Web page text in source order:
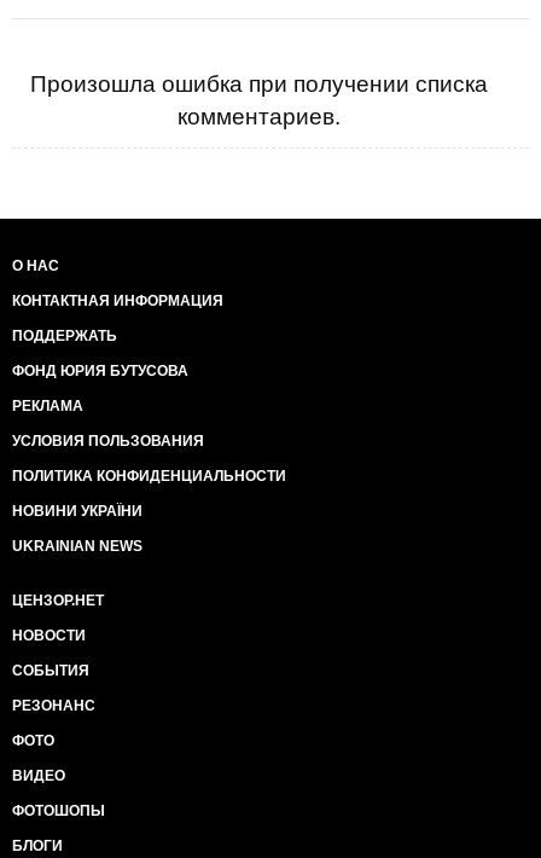
Произошла ошибка при получении списка
комментариев.
О НАС
КОНТАКТНАЯ ИНФОРМАЦИЯ
ПОДДЕРЖАТЬ
ФОНД ЮРИЯ БУТУСОВА
РЕКЛАМА
УСЛОВИЯ ПОЛЬЗОВАНИЯ
ПОЛИТИКА КОНФИДЕНЦИАЛЬНОСТИ
НОВИНИ УКРАЇНИ
UKRAINIAN NEWS
ЦЕНЗОР.НЕТ
НОВОСТИ
СОБЫТИЯ
РЕЗОНАНС
ФОТО
ВИДЕО
ФОТОШОПЫ
БЛОГИ